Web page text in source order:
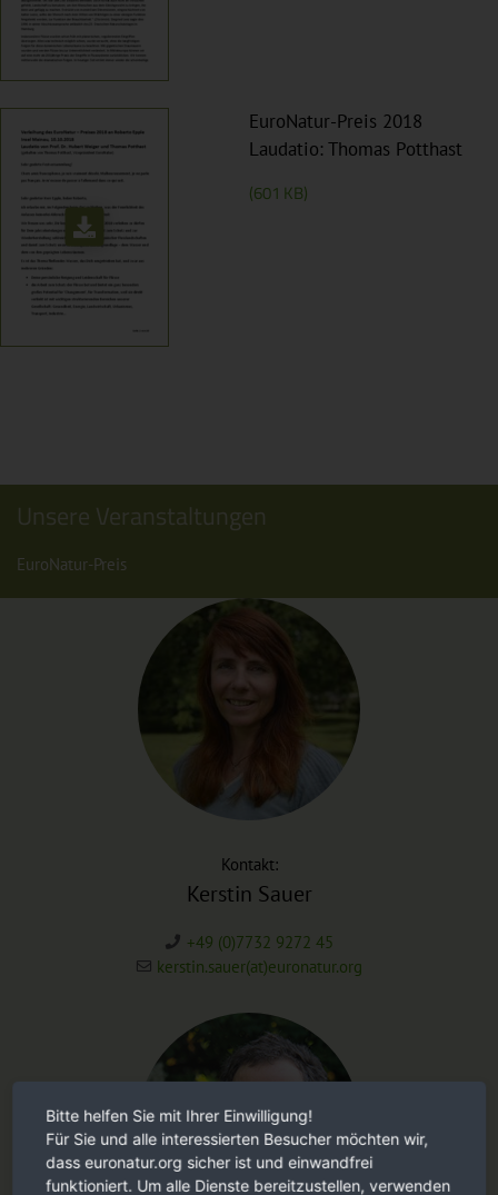
EuroNatur-Preis 2018
Laudatio: Thomas Potthast
(601 KB)
Unsere Veranstaltungen
EuroNatur-Preis
Kontakt:
Kerstin Sauer
+49 (0)7732 9272 45
kerstin.sauer(at)euronatur.org
Bitte helfen Sie mit Ihrer Einwilligung!
Für Sie und alle interessierten Besucher möchten wir,
dass euronatur.org sicher ist und einwandfrei
funktioniert. Um alle Dienste bereitzustellen, verwenden